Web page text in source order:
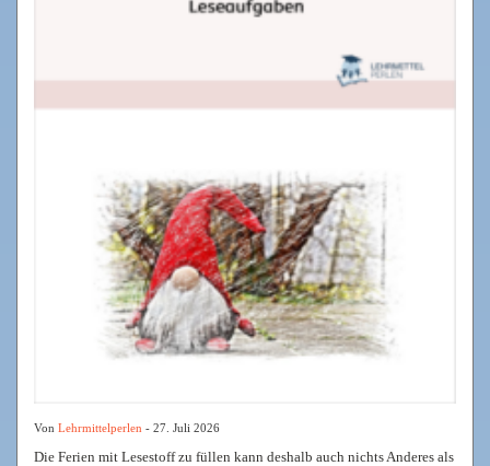
Von Lehrmittelperlen - 27. Juli 2026
Die Ferien mit Lesestoff zu füllen kann deshalb auch nichts Anderes als